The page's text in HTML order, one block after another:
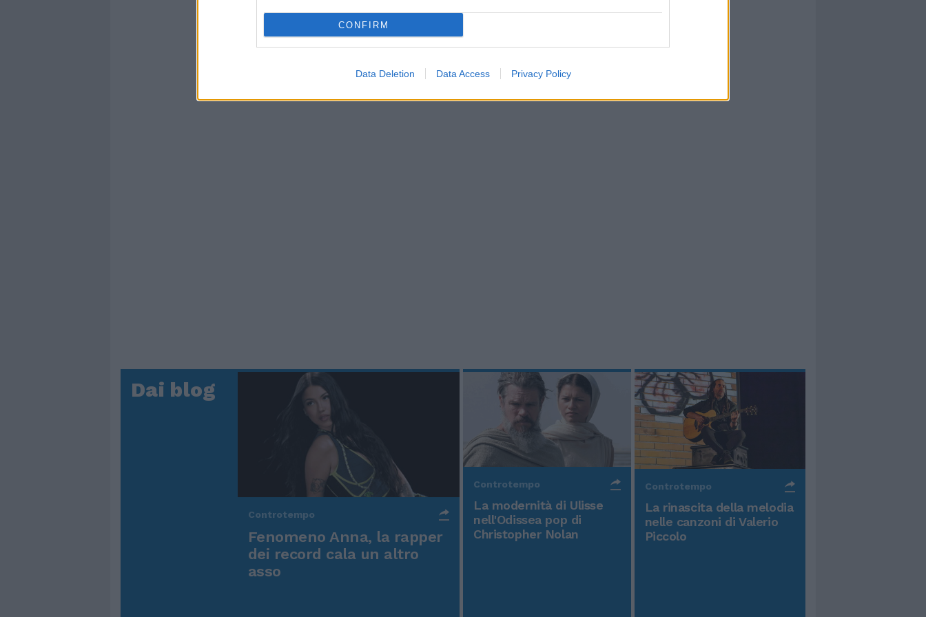
CONFIRM
Data Deletion Data Access Privacy Policy
Dai blog
Controtempo
Fenomeno Anna, la rapper
dei record cala un altro
asso
Controtempo
La modernità di Ulisse
nell'Odissea pop di
Christopher Nolan
Controtempo
La rinascita della melodia
nelle canzoni di Valerio
Piccolo